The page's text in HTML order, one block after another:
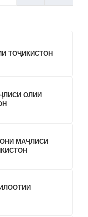
ТОҶИКИСТОН
ОЛИИ
МАҶЛИСИ